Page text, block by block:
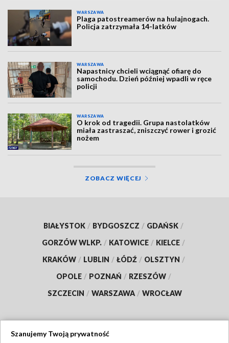
WARSZAWA
Plaga patostreamerów na hulajnogach.
Policja zatrzymała 14-latków
WARSZAWA
Napastnicy chcieli wciągnąć ofiarę do
samochodu. Dzień później wpadli w ręce
policji
WARSZAWA
O krok od tragedii. Grupa nastolatków
miała zastraszać, zniszczyć rower i grozić
nożem
ZOBACZ WIĘCEJ
BIAŁYSTOK / BYDGOSZCZ / GDAŃSK /
GORZÓW WLKP. / KATOWICE / KIELCE /
KRAKÓW / LUBLIN / ŁÓDŹ / OLSZTYN /
OPOLE / POZNAŃ / RZESZÓW /
SZCZECIN / WARSZAWA / WROCŁAW
Szanujemy Twoją prywatność